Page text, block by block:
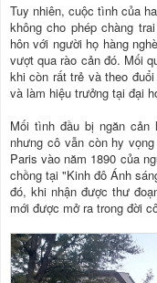
Tuy nhiên, cuộc tình của
không cho phép chàng
hôn với người họ hàng
vượt qua rào cản đó. Mối
khi còn rất trẻ và theo
và làm hiệu trưởng tại đại
Mối tình đầu bị ngăn cản
nhưng cô vẫn còn hy
Paris vào năm 1890 của
chồng tại "Kinh đô Ánh
đó, khi nhận được thư
mới được mở ra trong đời